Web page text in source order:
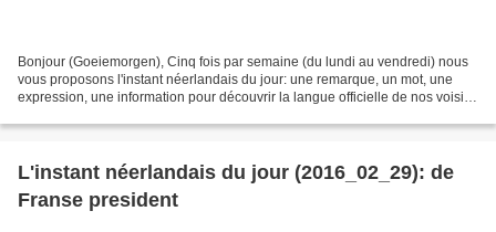
Bonjour (Goeiemorgen), Cinq fois par semaine (du lundi au vendredi) nous
vous proposons l'instant néerlandais du jour: une remarque, un mot, une
expression, une information pour découvrir la langue officielle de nos voisins
L'instant néerlandais du jour (2016_02_29): de
Franse president